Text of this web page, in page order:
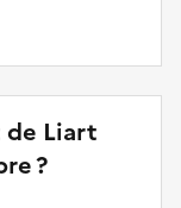
de Liart
?